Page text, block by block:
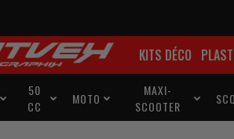
KITS DÉCO

50
CC
 MOTO 
MAXI-
SCOOTER
